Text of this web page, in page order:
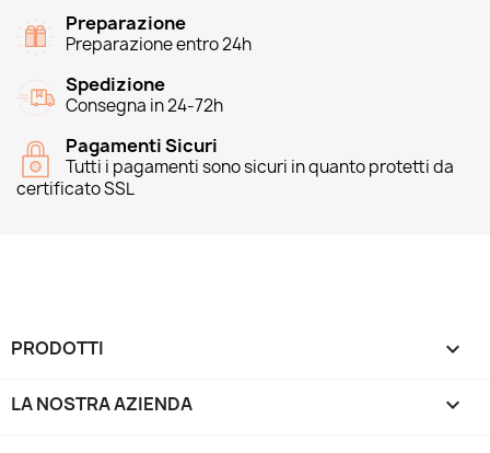
Preparazione
Preparazione entro 24h
Spedizione
Consegna in 24-72h
Pagamenti Sicuri
Tutti i pagamenti sono sicuri in quanto protetti da
certificato SSL
PRODOTTI 
LA NOSTRA AZIENDA 